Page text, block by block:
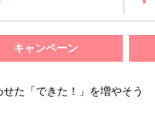
キャンペーン
た「できた！」を増やそう